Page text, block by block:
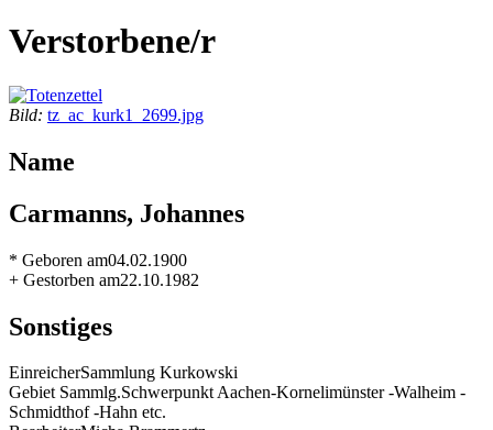
Verstorbene/r
Bild: tz_ac_kurk1_2699.jpg
Name
Carmanns, Johannes
* Geboren am04.02.1900
+ Gestorben am22.10.1982
Sonstiges
EinreicherSammlung Kurkowski
Gebiet Sammlg.Schwerpunkt Aachen-Kornelimünster -Walheim -
Schmidthof -Hahn etc.